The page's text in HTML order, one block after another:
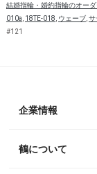
結婚指輪・婚約指輪のオー
010a 18TE-018 ウェーブ, サ
#121
企業情報
鶴について